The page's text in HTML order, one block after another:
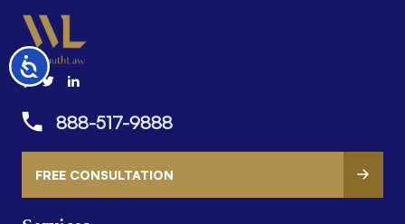
Accessibility
888-517-9888
FREE CONSULTATION